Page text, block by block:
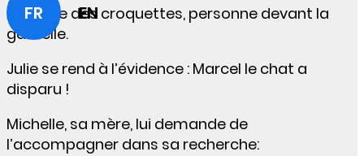
FR EN
À l’heure des croquettes, personne devant la
gamelle.
Julie se rend à l’évidence : Marcel le chat a
disparu !
Michelle, sa mère, lui demande de
l’accompagner dans sa recherche: